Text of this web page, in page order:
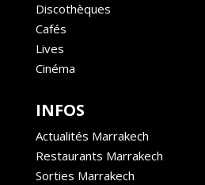
Discothèques
Cafés
Lives
Cinéma
INFOS
Actualités Marrakech
Restaurants Marrakech
Sorties Marrakech